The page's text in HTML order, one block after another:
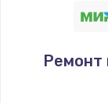
Ремонт